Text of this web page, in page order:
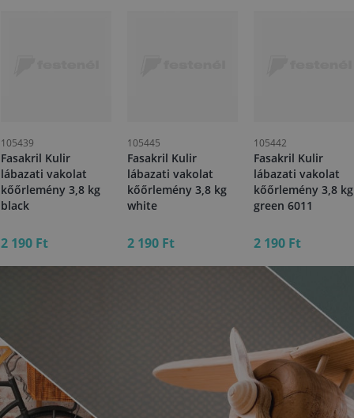
105439
Fasakril Kulir
lábazati vakolat
kőőrlemény 3,8 kg
black
2 190 Ft
105445
Fasakril Kulir
lábazati vakolat
kőőrlemény 3,8 kg
white
2 190 Ft
105442
Fasakril Kulir
lábazati vakolat
kőőrlemény 3,8 kg
green 6011
2 190 Ft